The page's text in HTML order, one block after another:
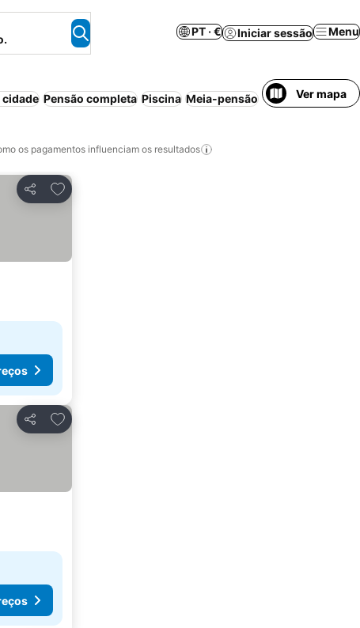
PT · € Iniciar sessão Menu
cidade Pensão completa Piscina Meia-pensão Tudo incluído
Ver mapa
os pagamentos influenciam os resultados
Partilhar
Adicionar aos favoritos
Partilhar
Adicionar aos favoritos